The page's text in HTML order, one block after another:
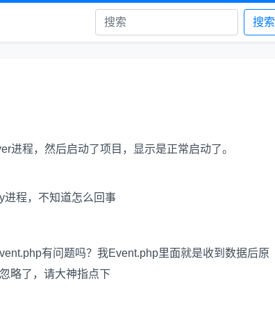
搜索
进程，然后启动了项目，显示是正常启动了。
进程，不知道怎么回事
有问题吗？我Event.php里面就是收到数据后原
略了，请大神指点下